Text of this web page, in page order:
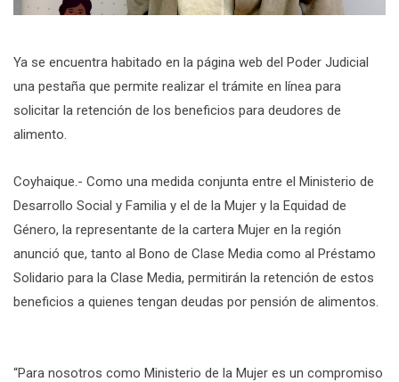
Ya se encuentra habitado en la página web del Poder Judicial
una pestaña que permite realizar el trámite en línea para
solicitar la retención de los beneficios para deudores de
alimento.
Coyhaique.- Como una medida conjunta entre el Ministerio de
Desarrollo Social y Familia y el de la Mujer y la Equidad de
Género, la representante de la cartera Mujer en la región
anunció que, tanto al Bono de Clase Media como al Préstamo
Solidario para la Clase Media, permitirán la retención de estos
beneficios a quienes tengan deudas por pensión de alimentos.
“Para nosotros como Ministerio de la Mujer es un compromiso